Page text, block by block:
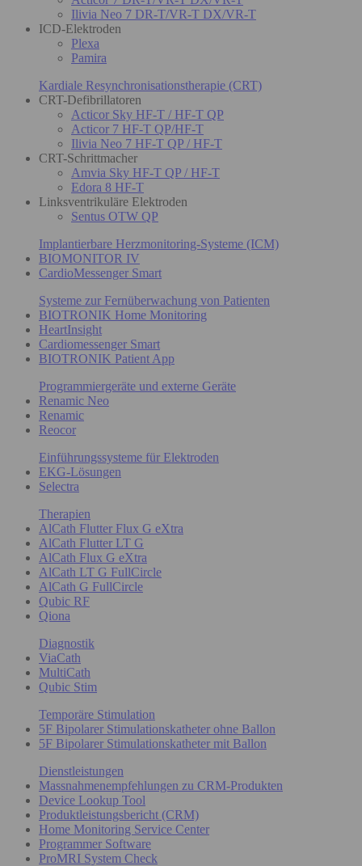
Ilivia Neo 7 DR-T/VR-T DX/VR-T
ICD-Elektroden
Plexa
Pamira
Kardiale Resynchronisationstherapie (CRT)
CRT-Defibrillatoren
Acticor Sky HF-T / HF-T QP
Acticor 7 HF-T QP/HF-T
Ilivia Neo 7 HF-T QP / HF-T
CRT-Schrittmacher
Amvia Sky HF-T QP / HF-T
Edora 8 HF-T
Linksventrikuläre Elektroden
Sentus OTW QP
Implantierbare Herzmonitoring-Systeme (ICM)
BIOMONITOR IV
CardioMessenger Smart
Systeme zur Fernüberwachung von Patienten
BIOTRONIK Home Monitoring
HeartInsight
Cardiomessenger Smart
BIOTRONIK Patient App
Programmiergeräte und externe Geräte
Renamic Neo
Renamic
Reocor
Einführungssysteme für Elektroden
EKG-Lösungen
Selectra
Therapien
AlCath Flutter Flux G eXtra
AlCath Flutter LT G
AlCath Flux G eXtra
AlCath LT G FullCircle
AlCath G FullCircle
Qubic RF
Qiona
Diagnostik
ViaCath
MultiCath
Qubic Stim
Temporäre Stimulation
5F Bipolarer Stimulationskatheter ohne Ballon
5F Bipolarer Stimulationskatheter mit Ballon
Dienstleistungen
Massnahmenempfehlungen zu CRM-Produkten
Device Lookup Tool
Produktleistungsbericht (CRM)
Home Monitoring Service Center
Programmer Software
ProMRI System Check